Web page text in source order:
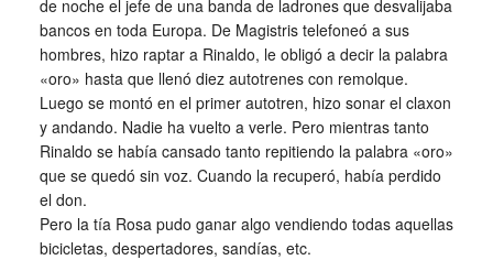
de noche el jefe de una banda de ladrones que desvalijaba
bancos en toda Europa. De Magistris telefoneó a sus
hombres, hizo raptar a Rinaldo, le obligó a decir la palabra
«oro» hasta que llenó diez autotrenes con remolque.
Luego se montó en el primer autotren, hizo sonar el claxon
y andando. Nadie ha vuelto a verle. Pero mientras tanto
Rinaldo se había cansado tanto repitiendo la palabra «oro»
que se quedó sin voz. Cuando la recuperó, había perdido
el don.
Pero la tía Rosa pudo ganar algo vendiendo todas aquellas
bicicletas, despertadores, sandías, etc.